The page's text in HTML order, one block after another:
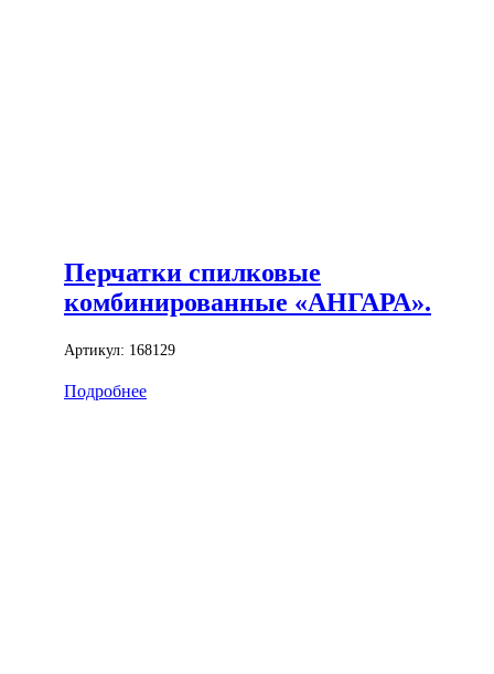
Перчатки спилковые
комбинированные «АНГАРА».
Артикул: 168129
Подробнее